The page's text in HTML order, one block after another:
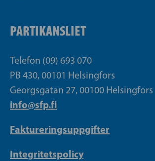
PARTIKANSLIET
Telefon (09) 693 070
PB 430, 00101 Helsingfors
Georgsgatan 27, 00100 Helsingfors
info@sfp.fi
Faktureringsuppgifter
Integritetspolicy